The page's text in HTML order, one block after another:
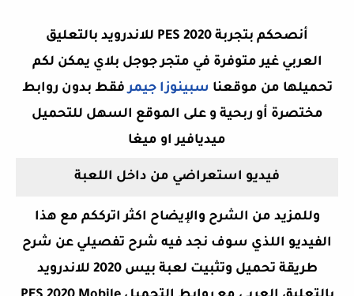
أنصحكم بتجربة PES 2020 للاندرويد بالتعليق
العربي غير متوفرة في متجر جوجل بلاي يمكن لكم
تحميلها من موقعنا سبينوزا جيمرفقط بدون روابط
مختصرة أو ربحية و على الموقع السهل للتحميل
ميديافير او ميغا
فيديو استعراضي من داخل اللعبة
وللمزيد من الشرح والإيضاح اكثر اترككم مع هذا
الفيديو اللذي سوف نجد فيه شرح تفصيلي عن شرح
طريقة تحميل وتثبيت لعبة بيس 2020 للاندرويد